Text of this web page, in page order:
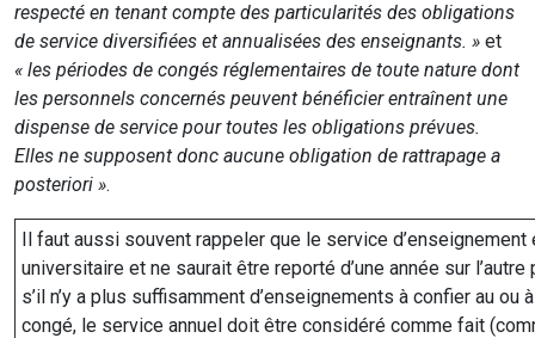
respecté en tenant compte des particularités des obligations
de service diversifiées et annualisées des enseignants. » et
« les périodes de congés réglementaires de toute nature dont
les personnels concernés peuvent bénéficier entraînent une
dispense de service pour toutes les obligations prévues.
Elles ne supposent donc aucune obligation de rattrapage a
posteriori ».
Il faut aussi souvent rappeler que le service d’enseignement
universitaire et ne saurait être reporté d’une année sur
s’il n’y a plus suffisamment d’enseignements à confier au ou
congé, le service annuel doit être considéré comme fait